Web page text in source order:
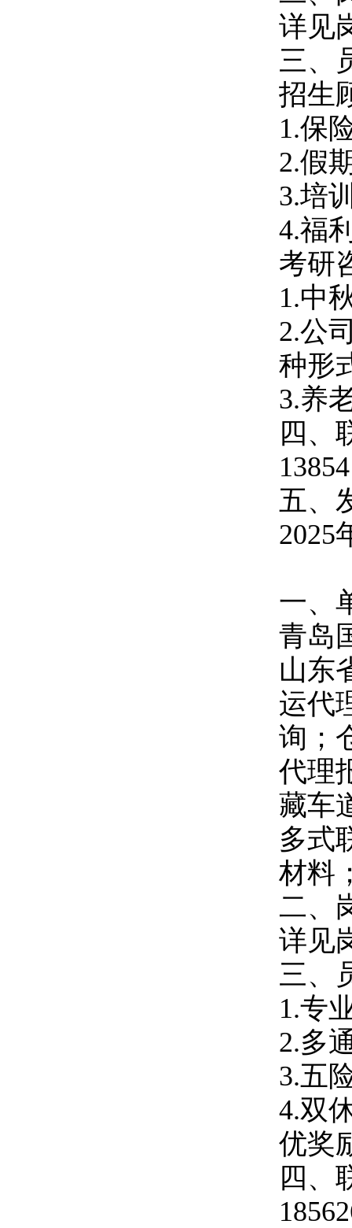
详见
三、
招生
1.保
2.假
3.培
4.福
考研
1.中
2.公
种形
3.养
四、
五、
2025
一、
青岛
山东
运代
询；
代理
藏车
多式
材料
二、
详见
三、
1.专
2.多
3.五
4.双
优奖
四、